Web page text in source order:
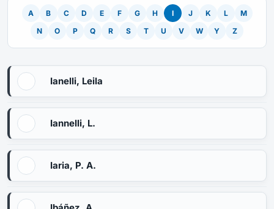
A B C D E F G H I J K L
M
N
O P Q R S T U V W Y Z
Ianelli, Leila
Iannelli, L.
Iaria, P. A.